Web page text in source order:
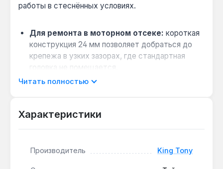
работы в стеснённых условиях.
Для ремонта в моторном отсеке: короткая
конструкция 24 мм позволяет добраться до
крепежа в узких зазорах, где стандартная
головка не помещается.
Совместимость с дюймовым крепежом:
техники, где используются дюймовые болты.
поверхности, снижая риск срыва граней при
Читать полностью
Характеристики
Производитель King Tony